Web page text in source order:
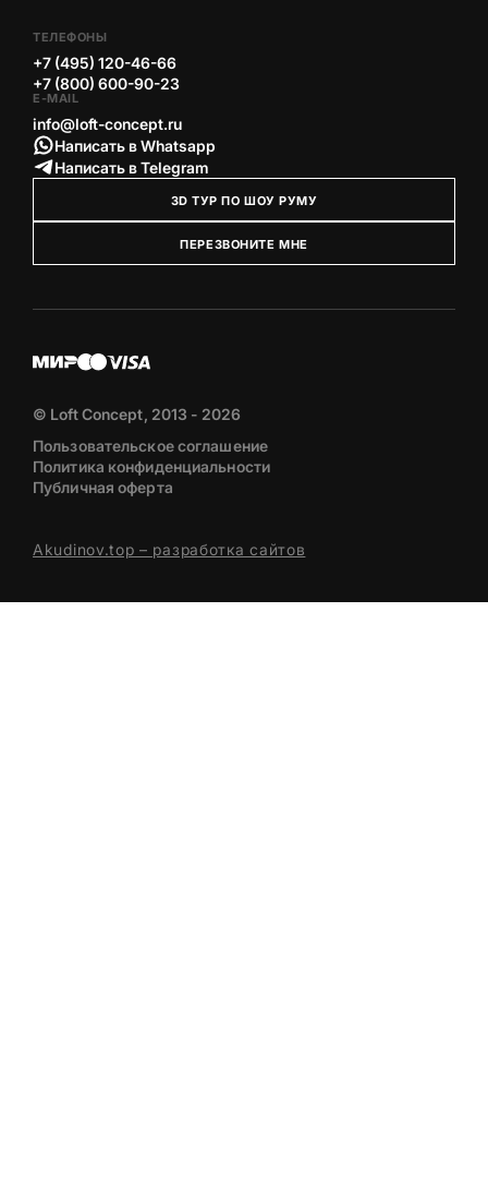
ТЕЛЕФОНЫ
+7 (495) 120-46-66
+7 (800) 600-90-23
E-MAIL
info@loft-concept.ru
Написать в Whatsapp
Написать в Telegram
3D ТУР ПО ШОУ РУМУ
ПЕРЕЗВОНИТЕ МНЕ
© Loft Concept, 2013 - 2026
Пользовательское соглашение
Политика конфиденциальности
Публичная оферта
Akudinov.top – разработка сайтов